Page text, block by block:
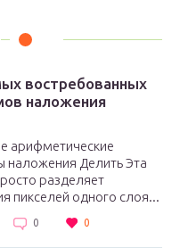
востребованных
наложения
арифметические
наложения Делить Эта
разделяет
пикселей одного слоя...
0 0